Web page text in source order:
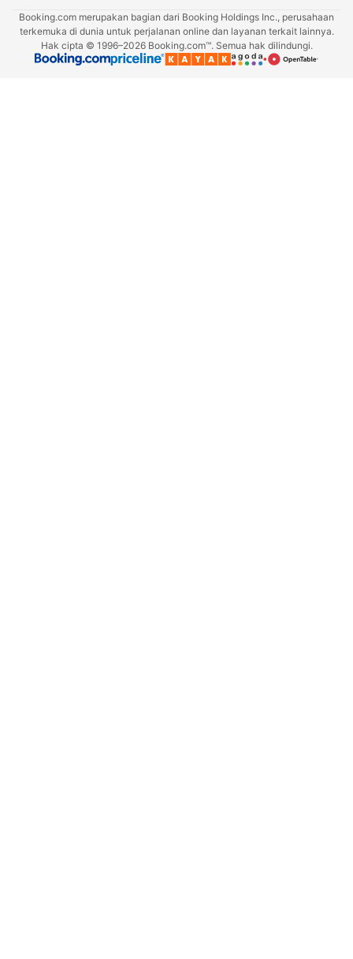
Booking.com merupakan bagian dari Booking Holdings Inc., perusahaan
terkemuka di dunia untuk perjalanan online dan layanan terkait lainnya.
Hak cipta © 1996–2026 Booking.com™. Semua hak dilindungi.